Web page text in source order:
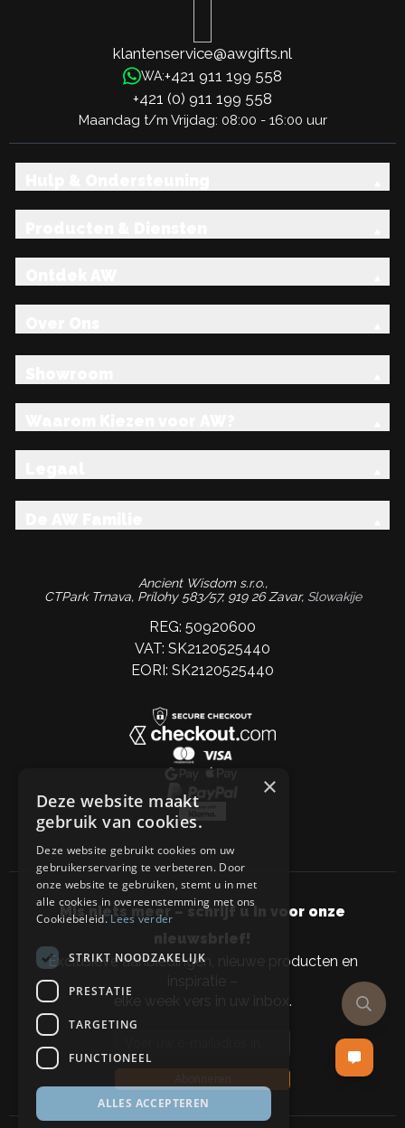
klantenservice@awgifts.nl
WA:+421 911 199 558
+421 (0) 911 199 558
Maandag t/m Vrijdag: 08:00 - 16:00 uur
Ancient Wisdom s.r.o.,
CTPark Trnava, Prílohy 583/57, 919 26 Zavar, Slowakije
REG: 50920600
VAT: SK2120525440
EORI: SK2120525440
Mis niets meer – schrijf u in voor onze
nieuwsbrief!
Exclusieve aanbiedingen, nieuwe producten en
inspiratie –
elke week vers in uw inbox.
×
Deze website maakt
gebruik van cookies.
Deze website gebruikt cookies om uw
gebruikerservaring te verbeteren. Door
onze website te gebruiken, stemt u in met
alle cookies in overeenstemming met ons
Cookiebeleid.Lees verder
STRIKT NOODZAKELIJK
PRESTATIE
TARGETING
FUNCTIONEEL
ALLES ACCEPTEREN